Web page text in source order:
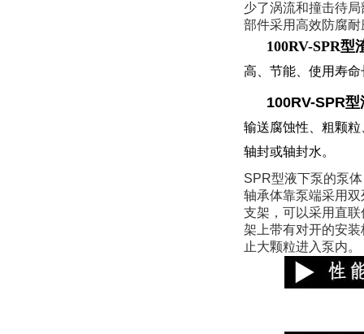
少了涡流和撞击待
部件采用高效防腐
100RV-SPR型
高、节能、使用寿
100RV-SPR型
输送腐蚀性、粗颗
轴封或轴封水。
SPR型液下泵的泵
轴承体靠泵端采用
支架，可以采用直
架上带有对开的安
止大颗粒进入泵内。